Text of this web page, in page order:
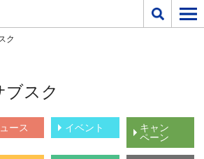
ク
ブスク
ース イベント
キャン
ペーン